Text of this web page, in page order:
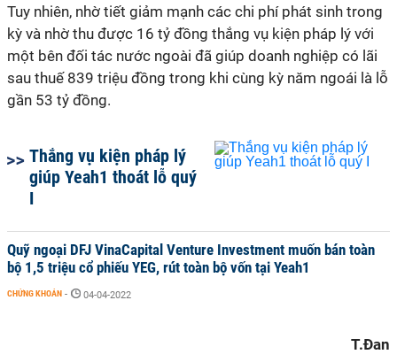
Tuy nhiên, nhờ tiết giảm mạnh các chi phí phát sinh trong
kỳ và nhờ thu được 16 tỷ đồng thắng vụ kiện pháp lý với
một bên đối tác nước ngoài đã giúp doanh nghiệp có lãi
sau thuế 839 triệu đồng trong khi cùng kỳ năm ngoái là lỗ
gần 53 tỷ đồng.
Thắng vụ kiện pháp lý
giúp Yeah1 thoát lỗ quý
I
Quỹ ngoại DFJ VinaCapital Venture Investment muốn bán toàn
bộ 1,5 triệu cổ phiếu YEG, rút toàn bộ vốn tại Yeah1
CHỨNG KHOÁN - 04-04-2022
T.Đan